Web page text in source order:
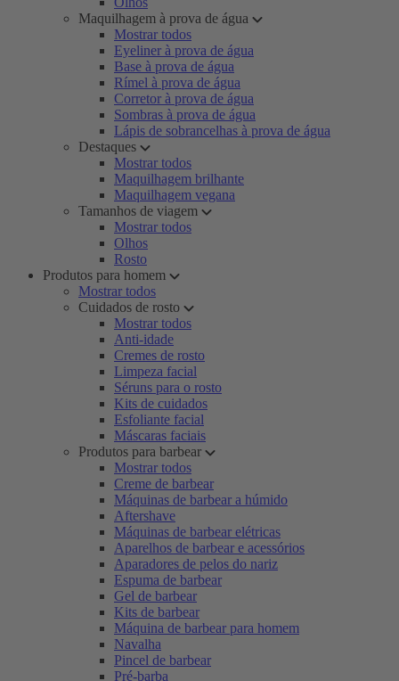
Maquilhagem à prova de água
Mostrar todos
Eyeliner à prova de água
Base à prova de água
Rímel à prova de água
Corretor à prova de água
Sombras à prova de água
Lápis de sobrancelhas à prova de água
Destaques
Mostrar todos
Maquilhagem brilhante
Maquilhagem vegana
Tamanhos de viagem
Mostrar todos
Olhos
Rosto
Produtos para homem
Mostrar todos
Cuidados de rosto
Mostrar todos
Anti-idade
Cremes de rosto
Limpeza facial
Séruns para o rosto
Kits de cuidados
Esfoliante facial
Máscaras faciais
Produtos para barbear
Mostrar todos
Creme de barbear
Máquinas de barbear a húmido
Aftershave
Máquinas de barbear elétricas
Aparelhos de barbear e acessórios
Aparadores de pelos do nariz
Espuma de barbear
Gel de barbear
Kits de barbear
Máquina de barbear para homem
Navalha
Pincel de barbear
Pré-barba